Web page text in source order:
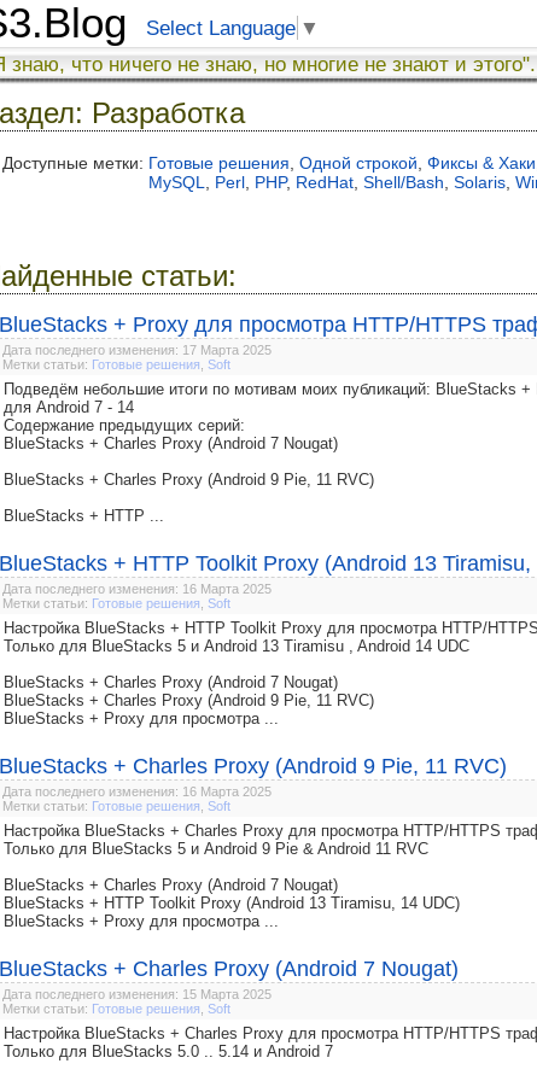
Select Language ▼
знаю, что ничего не знаю, но многие не знают и
Разработка
Доступные метки: Готовые решения Одной строкой Фиксы & Хаки
MySQL
Perl PHP, RedHat Shell/Bash Solaris
статьи:
BlueStacks + Proxy для просмотра HTTP/HTTPS
Дата последнего изменения: 17 Марта 2025
Метки статьи: Готовые решения Soft
Подведём небольшие итоги по мотивам моих публикаций: BlueStacks
для Android 7 - 14
Содержание предыдущих серий:
BlueStacks + Charles Proxy (Android 7 Nougat)
BlueStacks + Charles Proxy (Android 9 Pie, 11 RVC)
BlueStacks + HTTP ...
BlueStacks + HTTP Toolkit Proxy (Android 13 Tiramisu,
Дата последнего изменения: 16 Марта 2025
Метки статьи: Готовые решения Soft
Настройка BlueStacks + HTTP Toolkit Proxy для просмотра HTTP/
Только для BlueStacks 5 и Android 13 Tiramisu , Android 14 UDC
BlueStacks + Charles Proxy (Android 7 Nougat)
BlueStacks + Charles Proxy (Android 9 Pie, 11 RVC)
BlueStacks + Proxy для просмотра ...
BlueStacks + Charles Proxy (Android 9 Pie, 11 RVC)
Дата последнего изменения: 16 Марта 2025
Метки статьи: Готовые решения Soft
Настройка BlueStacks + Charles Proxy для просмотра HTTP/HTTPS
Только для BlueStacks 5 и Android 9 Pie & Android 11 RVC
BlueStacks + Charles Proxy (Android 7 Nougat)
BlueStacks + HTTP Toolkit Proxy (Android 13 Tiramisu, 14 UDC)
BlueStacks + Proxy для просмотра ...
BlueStacks + Charles Proxy (Android 7 Nougat)
Дата последнего изменения: 15 Марта 2025
Метки статьи: Готовые решения Soft
Настройка BlueStacks + Charles Proxy для просмотра HTTP/HTTPS
Только для BlueStacks 5.0 .. 5.14 и Android 7